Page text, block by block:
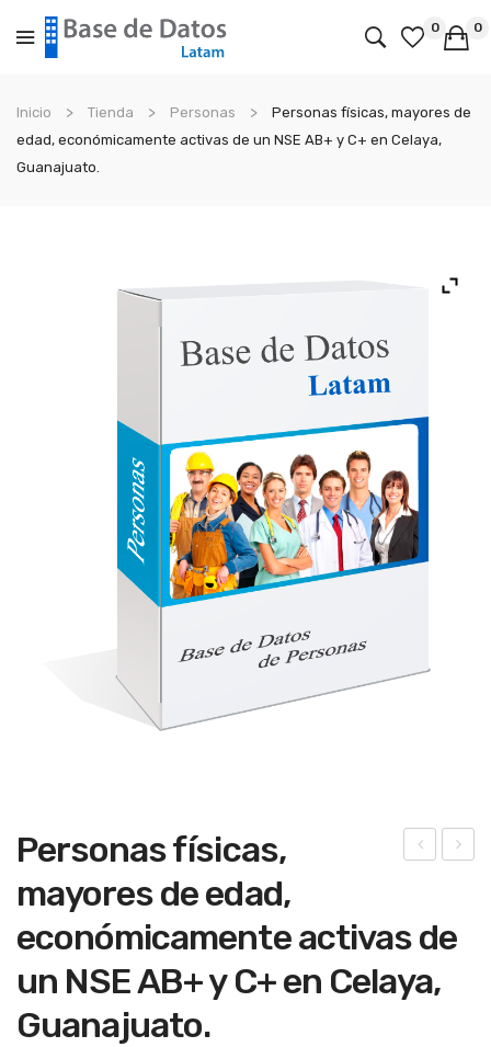
0 0
Inicio Tienda Personas
Personas físicas, mayores de
edad, económicamente activas de un NSE AB+ y C+ en Celaya,
Guanajuato.
nist
me
s
Personas físicas,
mayores de edad,
económicamente activas de
un NSE AB+ y C+ en Celaya,
Guanajuato.